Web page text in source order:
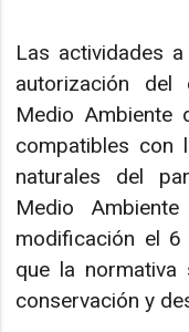
Las actividades
autorización del
Medio Ambiente
compatibles con
naturales del
Medio
modificación el 6
que la
conservación y